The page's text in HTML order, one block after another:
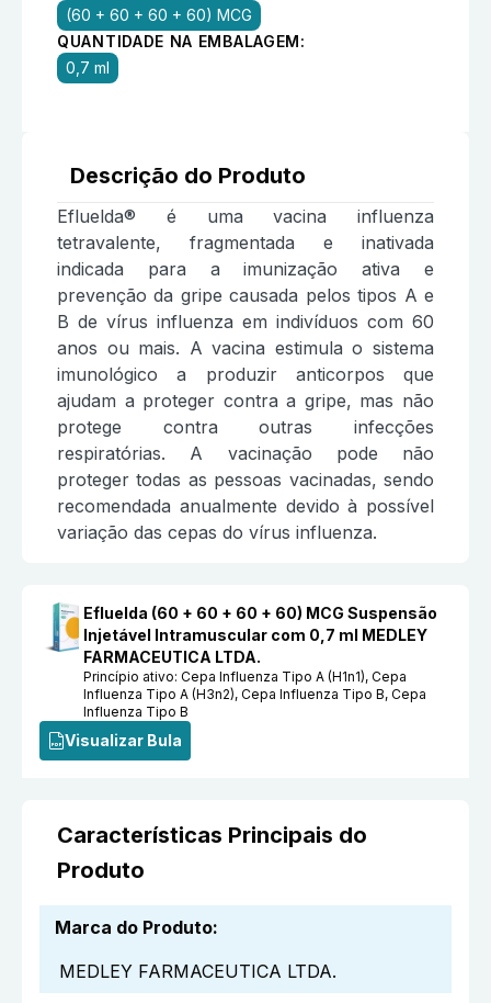
(60 + 60 + 60 + 60) MCG
QUANTIDADE NA EMBALAGEM:
0,7 ml
Descrição do Produto
Efluelda® é uma vacina influenza
tetravalente, fragmentada e inativada
indicada para a imunização ativa e
prevenção da gripe causada pelos tipos A e
B de vírus influenza em indivíduos com 60
anos ou mais. A vacina estimula o sistema
imunológico a produzir anticorpos que
ajudam a proteger contra a gripe, mas não
protege contra outras infecções
respiratórias. A vacinação pode não
proteger todas as pessoas vacinadas, sendo
recomendada anualmente devido à possível
variação das cepas do vírus influenza.
Efluelda (60 + 60 + 60 + 60) MCG Suspensão
Injetável Intramuscular com 0,7 ml MEDLEY
FARMACEUTICA LTDA.
Princípio ativo:Cepa Influenza Tipo A (H1n1), Cepa
Influenza Tipo A (H3n2), Cepa Influenza Tipo B, Cepa
Influenza Tipo B
Visualizar Bula
Características Principais do
Produto
Marca do Produto:
MEDLEY FARMACEUTICA LTDA.